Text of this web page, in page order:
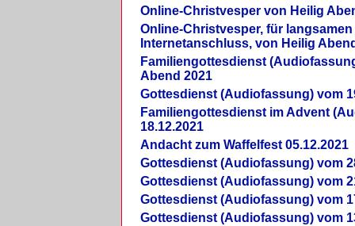
Online-Christvesper von Heilig
Online-Christvesper, für langsamen
Internetanschluss, von Heilig
Familiengottesdienst
Abend 2021
Gottesdienst (Audiofassung) vom
Familiengottesdienst im Advent
18.12.2021
Andacht zum Waffelfest 05.12.2021
Gottesdienst (Audiofassung) vom
Gottesdienst (Audiofassung) vom
Gottesdienst (Audiofassung) vom
Gottesdienst (Audiofassung) vom